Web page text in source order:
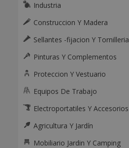
Industria
Construccion Y Madera
Sellantes -fijacion Y Tornilleria
Pinturas Y Complementos
Proteccion Y Vestuario
Equipos De Trabajo
Electroportatiles Y Accesorios
Agricultura Y Jardín
Mobiliario Jardin Y Camping